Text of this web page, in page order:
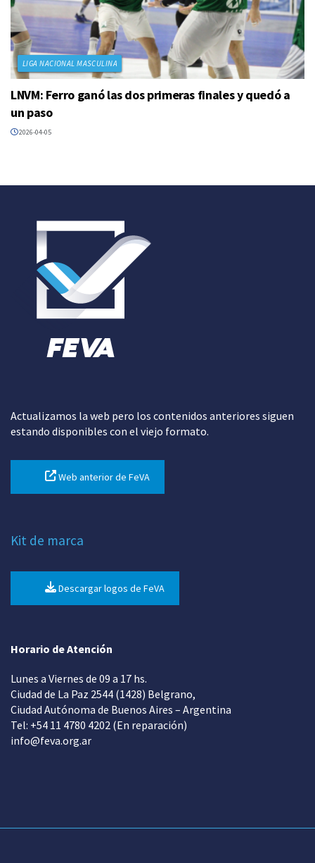
LIGA NACIONAL MASCULINA
LNVM: Ferro ganó las dos primeras finales y quedó a
un paso
2026-04-05
Actualizamos la web pero los contenidos anteriores siguen
estando disponibles con el viejo formato.
Web anterior de FeVA
Kit de marca
Descargar logos de FeVA
Horario de Atención
Lunes a Viernes de 09 a 17 hs.
Ciudad de La Paz 2544 (1428) Belgrano,
Ciudad Autónoma de Buenos Aires – Argentina
Tel: +54 11 4780 4202 (En reparación)
info@feva.org.ar